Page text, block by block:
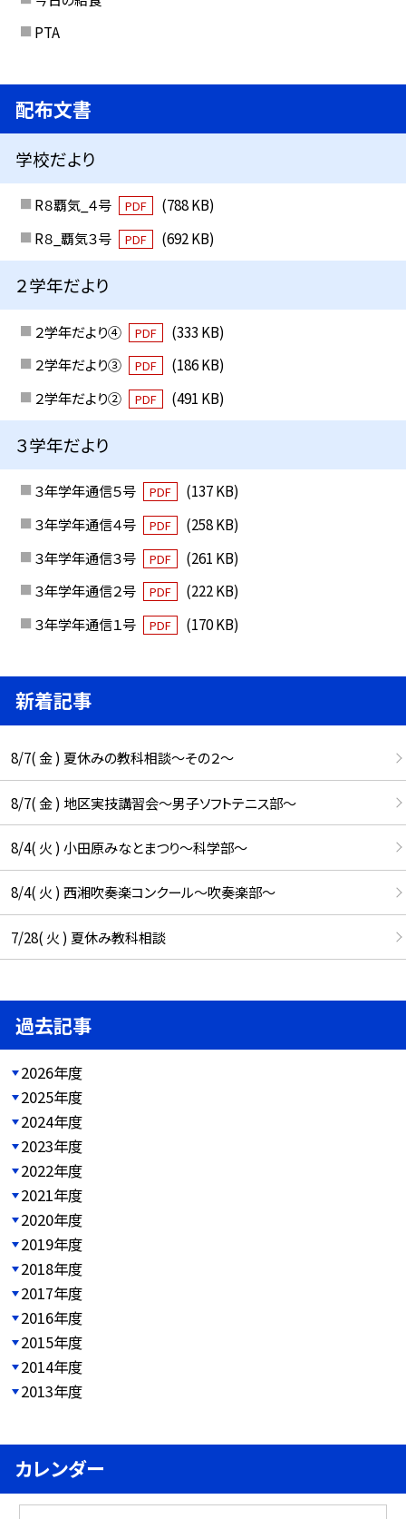
PTA
配布文書
学校だより
R８覇気_４号 PDF
(788 KB)
R８_覇気３号
PDF (692 KB)
２学年だより
２学年だより④ PDF
(333 KB)
２学年だより③
PDF
(186 KB)
２学年だより②
PDF (491 KB)
３学年だより
３年学年通信５号 PDF
(137 KB)
３年学年通信４号
PDF
(258 KB)
３年学年通信３号
PDF
(261 KB)
３年学年通信２号
PDF
(222 KB)
３年学年通信１号
PDF (170 KB)
新着記事
8/7( 金 ) 夏休みの教科相談～その２～
8/7( 金 ) 地区実技講習会～男子ソフトテニス部～
8/4( 火 ) 小田原みなとまつり～科学部～
8/4( 火 ) 西湘吹奏楽コンクール～吹奏楽部～
7/28( 火 ) 夏休み教科相談
過去記事
2026年度
2025年度
2024年度
2023年度
2022年度
2021年度
2020年度
2019年度
2018年度
2017年度
2016年度
2015年度
2014年度
2013年度
カレンダー